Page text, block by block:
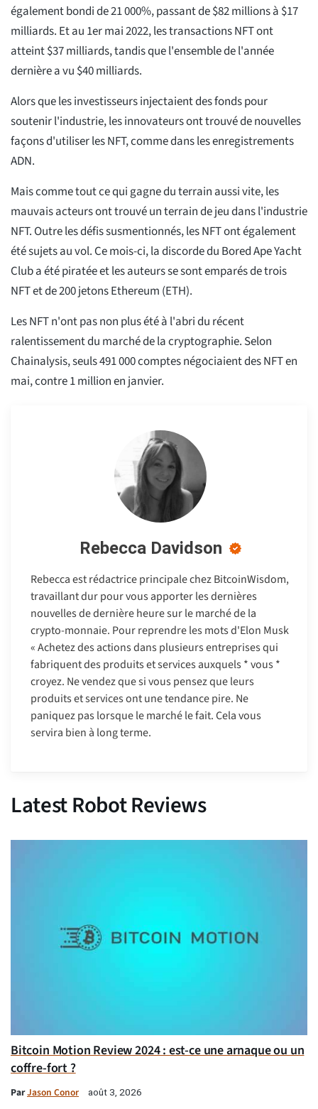
également bondi de 21 000%, passant de $82 millions à $17
milliards. Et au 1er mai 2022, les transactions NFT ont
atteint $37 milliards, tandis que l'ensemble de l'année
dernière a vu $40 milliards.
Alors que les investisseurs injectaient des fonds pour
soutenir l'industrie, les innovateurs ont trouvé de nouvelles
façons d'utiliser les NFT, comme dans les enregistrements
ADN.
Mais comme tout ce qui gagne du terrain aussi vite, les
mauvais acteurs ont trouvé un terrain de jeu dans l'industrie
NFT. Outre les défis susmentionnés, les NFT ont également
été sujets au vol. Ce mois-ci, la discorde du Bored Ape Yacht
Club a été piratée et les auteurs se sont emparés de trois
NFT et de 200 jetons Ethereum (ETH).
Les NFT n'ont pas non plus été à l'abri du récent
ralentissement du marché de la cryptographie. Selon
Chainalysis, seuls 491 000 comptes négociaient des NFT en
mai, contre 1 million en janvier.
Rebecca Davidson
Rebecca est rédactrice principale chez BitcoinWisdom,
travaillant dur pour vous apporter les dernières
nouvelles de dernière heure sur le marché de la
crypto-monnaie. Pour reprendre les mots d'Elon Musk
« Achetez des actions dans plusieurs entreprises qui
fabriquent des produits et services auxquels * vous *
croyez. Ne vendez que si vous pensez que leurs
produits et services ont une tendance pire. Ne
paniquez pas lorsque le marché le fait. Cela vous
servira bien à long terme.
Latest Robot Reviews
Bitcoin Motion Review 2024 : est-ce une arnaque ou un
coffre-fort ?
ParJason Conor août 3, 2026